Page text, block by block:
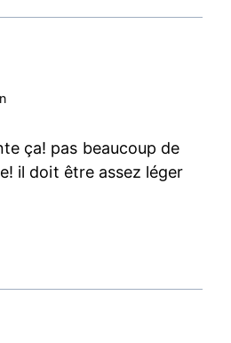
ça! pas beaucoup de
il doit être assez léger